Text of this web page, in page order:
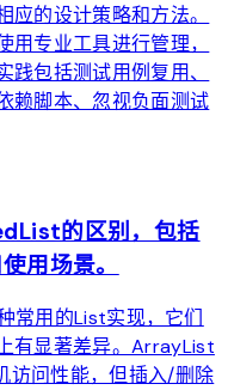
的设计策略和方法。
专业工具进行管理，
包括测试用例复用、
赖脚本、忽视负面测试
的区别，包括
用场景。
常用的List实现，它们
有显著差异。ArrayList
访问性能，但插入/删除